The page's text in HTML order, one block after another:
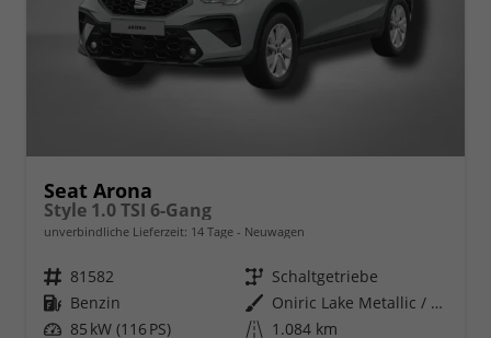
Seat Arona
Style 1.0 TSI 6-Gang
unverbindliche Lieferzeit: 14 Tage Neuwagen
Fahrzeugnr. 81582 Getriebe Schaltgetriebe
Kraftstoff Benzin Außenfarbe
Oniric Lake Metallic / Dach in Midnight Schwarz Metallic
Leistung 85 kW (116 PS) Kilometerstand 1.084 km